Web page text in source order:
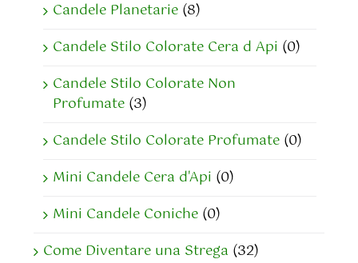
Candele Planetarie (8)
Candele Stilo Colorate Cera d Api (0)
Candele Stilo Colorate Non
Profumate (3)
Candele Stilo Colorate Profumate (0)
Mini Candele Cera d'Api (0)
Mini Candele Coniche (0)
Come Diventare una Strega (32)